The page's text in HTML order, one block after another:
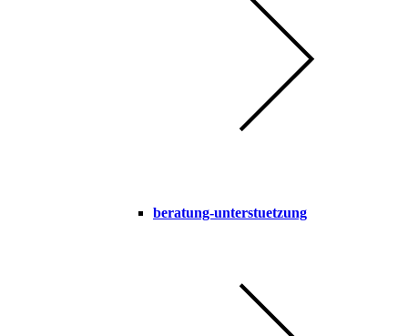
beratung-unterstuetzung